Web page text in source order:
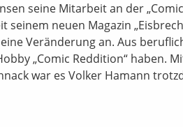
seine Mitarbeit an der
seinem neuen Magazin
Veränderung an. Aus
„Comic Reddition“ haben.
war es Volker Hamann